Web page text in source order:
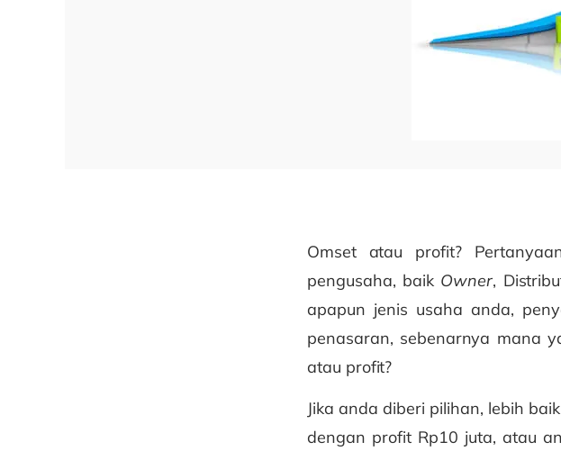
Omset atau profit?
pengusaha, baik Owner,
apapun jenis usaha anda,
penasaran, sebenarnya mana
atau profit?
Jika anda diberi pilihan, lebih
dengan profit Rp10 juta, atau